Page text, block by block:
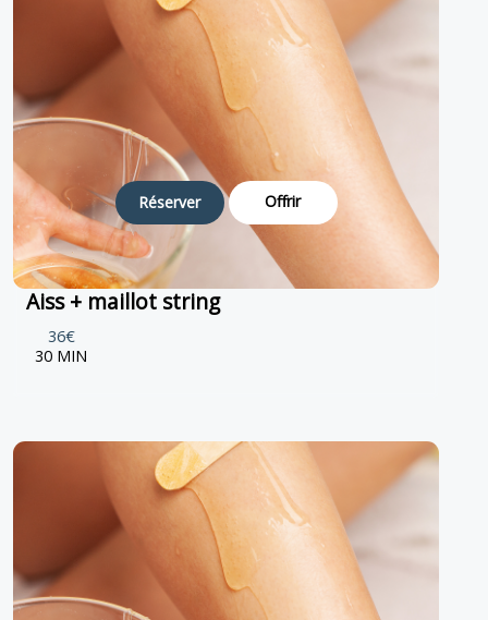
Réserver Offrir
Aiss + maillot string
36€
30 MIN